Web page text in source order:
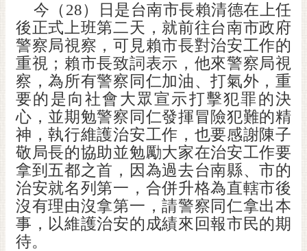
市府團隊
主題服務
市政資訊
市民互動
黃
偉
哲
螢
光
花
今（ 28）日是台南市長賴清德在上任
後正式上班第二天，就前往台南市政府
警察局視察，可見賴市長對治安工作的
重視；賴市長致詞表示，他來警察局視
察，為所有警察同仁加油、打氣外，重
要的是向社會大眾宣示打擊犯罪的決
心，並期勉警察同仁發揮冒險犯難的精
神，執行維護治安工作，也要感謝陳子
敬局長的協助並勉勵大家在治安工作要
拿到五都之首，因為過去台南縣、市的
治安就名列第一，合併升格為直轄市後
沒有理由沒拿第一，請警察同仁拿出本
事，以維護治安的成績來回報市民的期
待。